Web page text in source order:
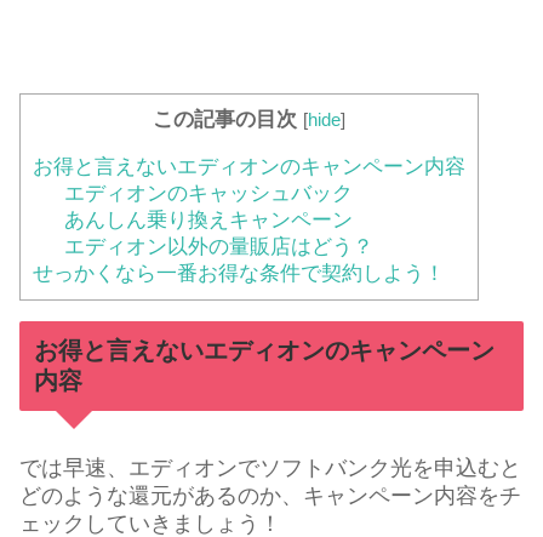
この記事の目次 [hide]
お得と言えないエディオンのキャンペーン内容
エディオンのキャッシュバック
あんしん乗り換えキャンペーン
エディオン以外の量販店はどう？
せっかくなら一番お得な条件で契約しよう！
お得と言えないエディオンのキャンペーン
内容
では早速、エディオンでソフトバンク光を申込むと
どのような還元があるのか、キャンペーン内容をチ
ェックしていきましょう！